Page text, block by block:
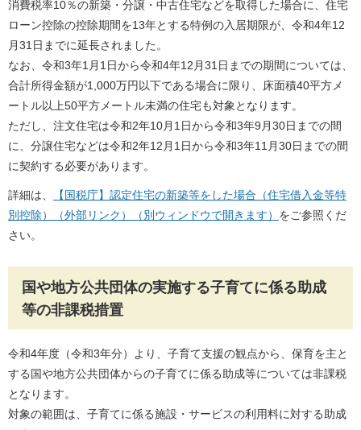
消費税率10％の新築・分譲・中古住宅などを取得した場合に、住宅
ローン控除の控除期間を13年とする特例の入居期限が、令和4年12
月31日までに延長されました。
なお、令和3年1月1日から令和4年12月31日までの期間については、
合計所得金額が1,000万円以下である場合に限り、床面積40平方メ
ートル以上50平方メートル未満の住宅も対象となります。
ただし、注文住宅は令和2年10月1日から令和3年9月30日までの間
に、分譲住宅などは令和2年12月1日から令和3年11月30日までの間
に契約する必要があります。
詳細は、
【国税庁】認定住宅の新築等をした場合（住宅借入金等特
別控除）（外部リンク）（別ウィンドウで開きます） をご参照くだ
さい。
国や地方公共団体の実施する子育てに係る助成
等の非課税措置
令和4年度（令和3年分）より、子育て支援の観点から、保育を主と
する国や地方公共団体からの子育てに係る助成等については非課税
となります。
対象の範囲は、子育てに係る施設・サービスの利用料に対する助成